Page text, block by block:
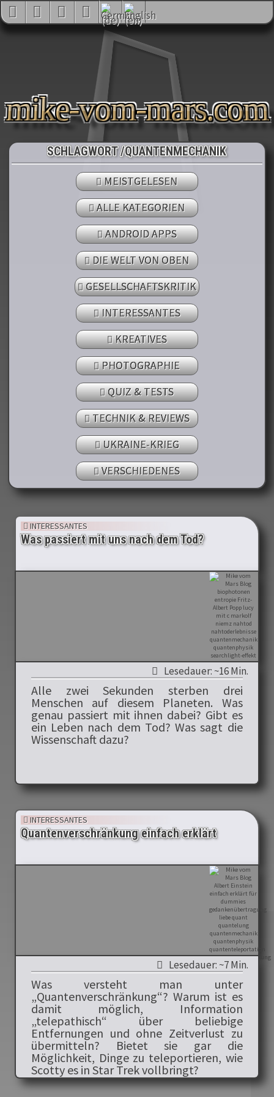
mike-vom-mars.com
SCHLAGWORT /QUANTENMECHANIK
MEISTGELESEN
ALLE KATEGORIEN
ANDROID APPS
DIE WELT VON OBEN
GESELLSCHAFTSKRITIK
INTERESSANTES
KREATIVES
PHOTOGRAPHIE
QUIZ & TESTS
TECHNIK & REVIEWS
UKRAINE-KRIEG
VERSCHIEDENES
INTERESSANTES
Was passiert mit uns nach dem Tod?
Lesedauer: ~16 Min.
Alle zwei Sekunden sterben drei
Menschen auf diesem Planeten. Was
genau passiert mit ihnen dabei? Gibt es
ein Leben nach dem Tod? Was sagt die
Wissenschaft dazu?
INTERESSANTES
Quantenverschränkung einfach erklärt
Lesedauer: ~7 Min.
Was versteht man unter
„Quantenverschränkung“? Warum ist es
damit möglich, Information
„telepathisch“ über beliebige
Entfernungen und ohne Zeitverlust zu
übermitteln? Bietet sie gar die
Möglichkeit, Dinge zu teleportieren, wie
Scotty es in Star Trek vollbringt?